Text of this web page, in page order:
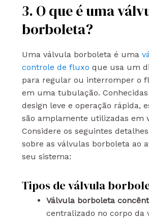
3. O que é uma
borboleta?
Uma válvula borboleta é uma
controle de fluxo que usa um
para regular ou interromper o
em uma tubulação.
design leve e operação rápida,
são amplamente utilizadas em
Considere os seguintes
sobre as válvulas borboleta ao
seu sistema:
Tipos de válvula
Válvula borboleta
centralizado no corpo da